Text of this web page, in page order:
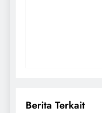
Berita Terkait